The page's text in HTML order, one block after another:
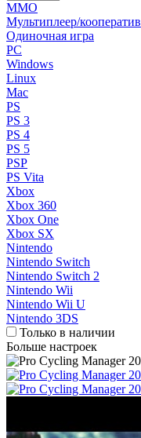
MMO
Мультиплеер/кооператив
Одиночная игра
PC
Windows
Linux
Mac
PS
PS 3
PS 4
PS 5
PSP
PS Vita
Xbox
Xbox 360
Xbox One
Xbox SX
Nintendo
Nintendo Switch
Nintendo Switch 2
Nintendo Wii
Nintendo Wii U
Nintendo 3DS
Только в наличии
Больше настроек